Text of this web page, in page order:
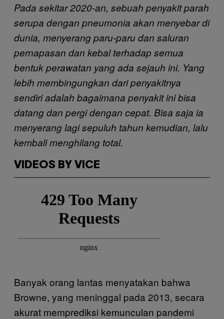
Pada sekitar 2020-an, sebuah penyakit parah
serupa dengan pneumonia akan menyebar di
dunia, menyerang paru-paru dan saluran
pernapasan dan kebal terhadap semua
bentuk perawatan yang ada sejauh ini. Yang
lebih membingungkan dari penyakitnya
sendiri adalah bagaimana penyakit ini bisa
datang dan pergi dengan cepat. Bisa saja ia
menyerang lagi sepuluh tahun kemudian, lalu
kembali menghilang total.
VIDEOS BY VICE
Banyak orang lantas menyatakan bahwa
Browne, yang meninggal pada 2013, secara
akurat memprediksi kemunculan pandemi